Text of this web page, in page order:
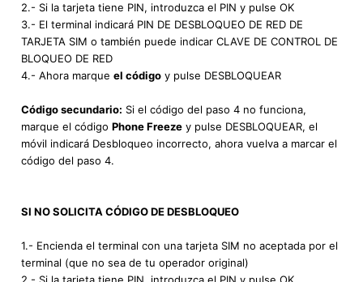
2.- Si la tarjeta tiene PIN, introduzca el PIN y pulse OK
3.- El terminal indicará PIN DE DESBLOQUEO DE RED DE
TARJETA SIM o también puede indicar CLAVE DE CONTROL DE
BLOQUEO DE RED
4.- Ahora marque el código y pulse DESBLOQUEAR
Código secundario: Si el código del paso 4 no funciona,
marque el código Phone Freeze y pulse DESBLOQUEAR, el
móvil indicará Desbloqueo incorrecto, ahora vuelva a marcar el
código del paso 4.
SI NO SOLICITA CÓDIGO DE DESBLOQUEO
1.- Encienda el terminal con una tarjeta SIM no aceptada por el
terminal (que no sea de tu operador original)